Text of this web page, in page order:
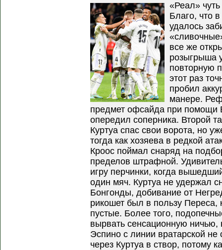
«Реал»
Благо, что
удалось
все же
розыгрыша
повторную
этот раз
пробил
манере.
предмет офсайда при помощи
опередил соперника. Второй
Куртуа спас свои ворота, но
тогда как хозяева в редкой
Кроос поймал снаряд на
пределов штрафной.
игру перчинки, когда
один мяч. Куртуа не удержал
Бонгонды, добивание от
рикошет был в пользу Переса,
пустые. Более того,
вырвать сенсационную
Эспино с линии вратарской не
через Куртуа в створ, потому